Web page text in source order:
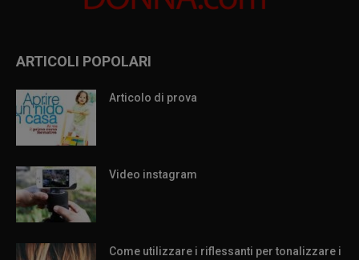
ARTICOLI POPOLARI
Articolo di prova
Video instagram
Come utilizzare i riflessanti per tonalizzare i